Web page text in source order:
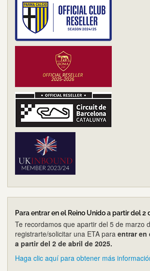
Para entrar en el Reino Unido a partir del 2
Te recordamos que apartir del 5 de marzo
registrarte/solicitar una ETA para entrar en
a partir del 2 de abril de 2025.
Haga clic aquí para obtener más